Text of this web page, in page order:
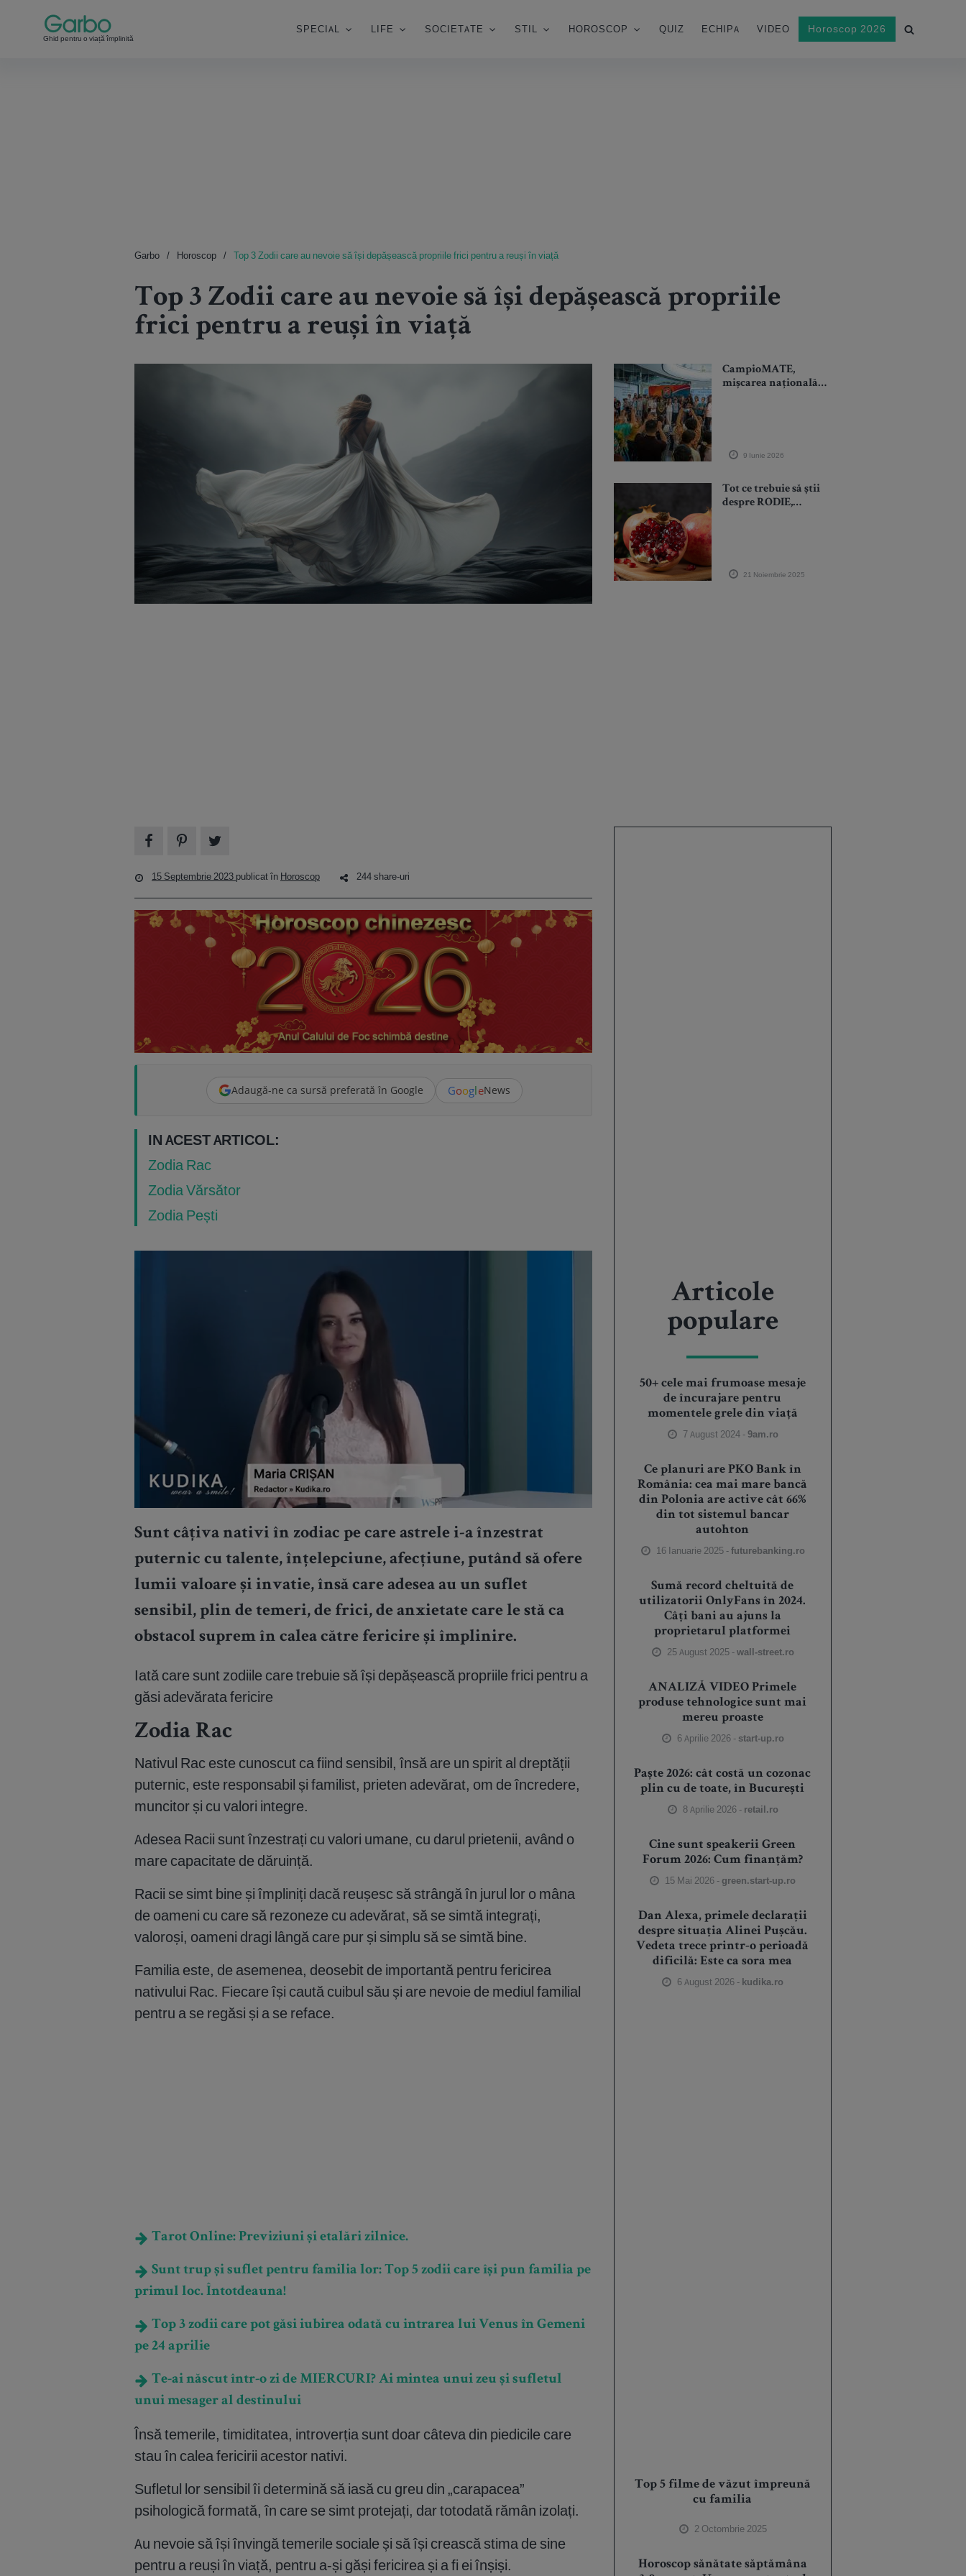
Ghid pentru o viață împlinită
SPECIAL LIFE SOCIETATE STIL HOROSCOP QUIZ ECHIPA VIDEO Horoscop 2026
Garbo Horoscop Top 3 Zodii care au nevoie să își depășească propriile frici pentru a reuși în viață
Top 3 Zodii care au nevoie să își depășească propriile
frici pentru a reuși în viață
CampioMATE,
mișcarea națională
9 Iunie 2026
Tot ce trebuie să știi
despre RODIE,
de rețete
21 Noiembrie 2025
15 Septembrie 2023 publicat în Horoscop 244 share-uri
Adaugă-ne ca sursă preferată în Google GoogleNews
IN ACEST ARTICOL:
Zodia Rac
Zodia Vărsător
Zodia Pești
Sunt câțiva nativi în zodiac pe care astrele i-a înzestrat
puternic cu talente, înțelepciune, afecțiune, putând să ofere
lumii valoare și invatie, însă care adesea au un suflet
sensibil, plin de temeri, de frici, de anxietate care le stă ca
obstacol suprem în calea către fericire și împlinire.
Iată care sunt zodiile care trebuie să își depășească propriile frici pentru a
găsi adevărata fericire
Zodia Rac
Nativul Rac este cunoscut ca fiind sensibil, însă are un spirit al dreptății
puternic, este responsabil și familist, prieten adevărat, om de încredere,
muncitor și cu valori integre.
Adesea Racii sunt înzestrați cu valori umane, cu darul prietenii, având o
mare capacitate de dăruință.
Racii se simt bine și împliniți dacă reușesc să strângă în jurul lor o mâna
de oameni cu care să rezoneze cu adevărat, să se simtă integrați,
valoroși, oameni dragi lângă care pur și simplu să se simtă bine.
Familia este, de asemenea, deosebit de importantă pentru fericirea
nativului Rac. Fiecare își caută cuibul său și are nevoie de mediul familial
pentru a se regăsi și a se reface.
Tarot Online: Previziuni și etalări zilnice.
Sunt trup și suflet pentru familia lor: Top 5 zodii care își pun familia pe
primul loc. Întotdeauna!
Top 3 zodii care pot găsi iubirea odată cu intrarea lui Venus în Gemeni
pe 24 aprilie
Te-ai născut într-o zi de MIERCURI? Ai mintea unui zeu și sufletul
unui mesager al destinului
Însă temerile, timiditatea, introverția sunt doar câteva din piedicile care
stau în calea fericirii acestor nativi.
Sufletul lor sensibil îi determină să iasă cu greu din „carapacea”
psihologică formată, în care se simt protejați, dar totodată rămân izolați.
Au nevoie să își învingă temerile sociale și să își crească stima de sine
pentru a reuși în viață, pentru a-și găși fericirea și a fi ei înșiși.
Articole
populare
50+ cele mai frumoase mesaje
de încurajare pentru
momentele grele din viață
7 August 2024 -9am.ro
Ce planuri are PKO Bank în
România: cea mai mare bancă
din Polonia are active cât 66%
din tot sistemul bancar
autohton
16 Ianuarie 2025 -futurebanking.ro
Sumă record cheltuită de
utilizatorii OnlyFans în 2024.
Câți bani au ajuns la
proprietarul platformei
25 August 2025 -wall-street.ro
ANALIZĂ VIDEO Primele
produse tehnologice sunt mai
mereu proaste
6 Aprilie 2026 - start-up.ro
Paște 2026: cât costă un cozonac
plin cu de toate, în București
8 Aprilie 2026 - retail.ro
Cine sunt speakerii Green
Forum 2026: Cum finanțăm?
15 Mai 2026 - green.start-up.ro
Dan Alexa, primele declarații
despre situația Alinei Pușcău.
Vedeta trece printr-o perioadă
dificilă: Este ca sora mea
6 August 2026 - kudika.ro
Top 5 filme de văzut împreună
cu familia
2 Octombrie 2025
Horoscop sănătate săptămâna